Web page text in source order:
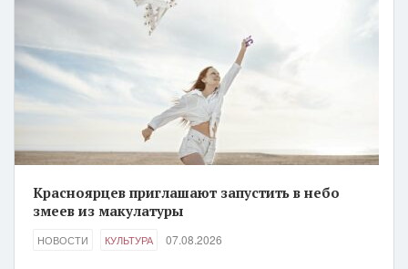
Красноярцев приглашают запустить в небо
змеев из макулатуры
НОВОСТИ КУЛЬТУРА 07.08.2026